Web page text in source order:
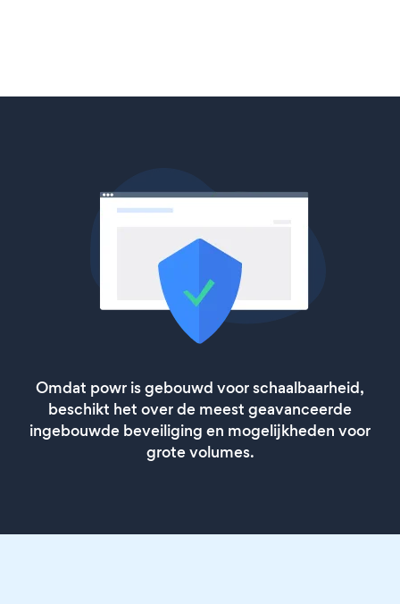
Omdat powr is gebouwd voor schaalbaarheid,
beschikt het over de meest geavanceerde
ingebouwde beveiliging en mogelijkheden voor
grote volumes.